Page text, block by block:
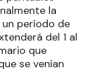
la
período de
del 1 al
que
se venían